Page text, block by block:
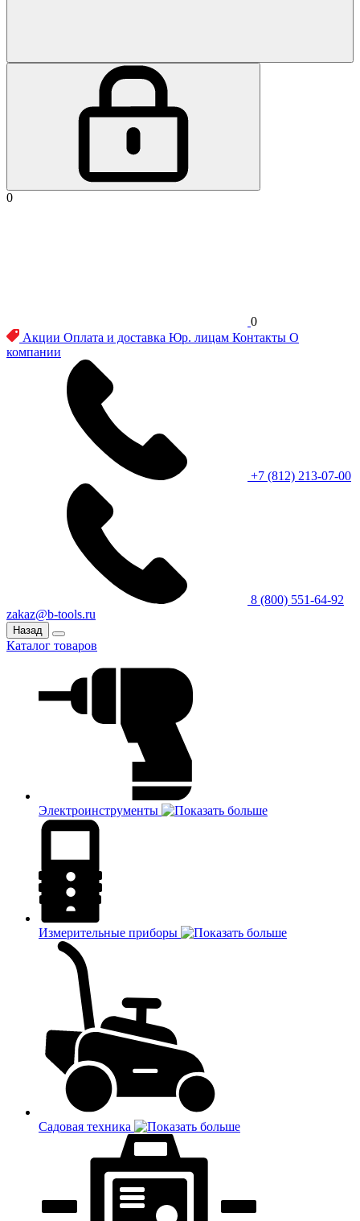
0
0
Акции Оплата и доставка Юр. лицам Контакты О
компании
+7 (812) 213-07-00
8 (800) 551-64-92
zakaz@b-tools.ru
Назад
Каталог товаров
Электроинструменты
Измерительные приборы
Садовая техника